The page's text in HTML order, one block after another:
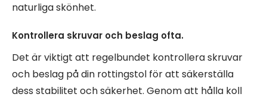
naturliga skönhet.
Kontrollera skruvar och beslag ofta.
Det är viktigt att regelbundet kontrollera skruvar
och beslag på din rottingstol för att säkerställa
dess stabilitet och säkerhet. Genom att hålla koll